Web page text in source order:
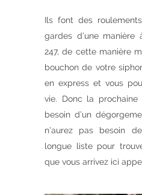
Ils font des
gardes d’une manière
247, de cette manière
bouchon de votre
en express et vous
vie. Donc la
besoin d’un
n’aurez pas besoin
longue liste pour
que vous arrivez ici